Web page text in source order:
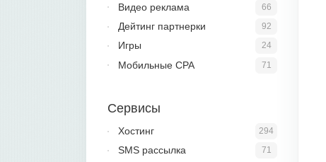
66
Видео реклама
92
Дейтинг партнерки
24
Игры
71
Мобильные CPA
Сервисы
294
Хостинг
71
SMS рассылка